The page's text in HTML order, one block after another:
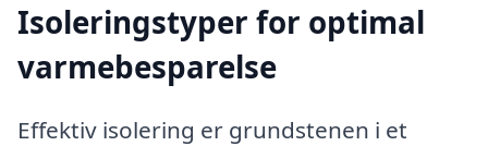
Isoleringstyper for optimal
varmebesparelse
Effektiv isolering er grundstenen i et